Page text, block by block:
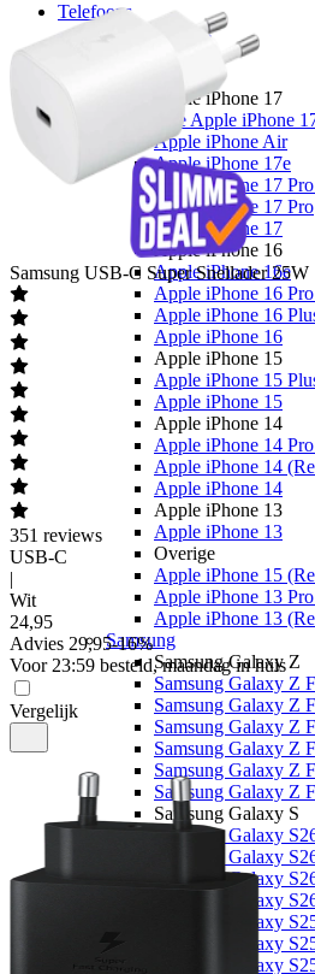
Telefoons
Alle telefoons
Apple iPhone 17
Alle Apple iPhone
Apple iPhone Air
Apple iPhone 17e
Apple iPhone 17
Apple iPhone 17 Pro
Apple iPhone 17
Apple iPhone 16
Apple iPhone 16e
Apple iPhone 16
Apple iPhone 16
Apple iPhone 16
Apple iPhone 15
Apple iPhone 15
Apple iPhone 15
Apple iPhone 14
Apple iPhone 14
Apple iPhone 14
Apple iPhone 14
Apple iPhone 13
Apple iPhone 13
Overige
Apple iPhone 15
Apple iPhone 13
Apple iPhone 13
Samsung
Samsung Galaxy Z
Samsung Galaxy Z
Samsung Galaxy Z
Samsung Galaxy Z
Samsung Galaxy Z
Samsung Galaxy Z
Samsung Galaxy Z
Samsung Galaxy S
Samsung Galaxy
Samsung Galaxy
Samsung Galaxy
Samsung Galaxy
Samsung Galaxy
Samsung Galaxy
Samsung Galaxy
Samsung USB-C Super Snellader 25W
351 reviews
USB-C
|
Wit
24,95
Advies 29,95-16%
Voor 23:59 besteld, maandag in huis
Vergelijk